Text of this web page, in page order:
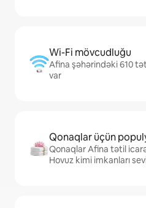
Wi-Fi mövcudluğu
Afina şəhərindəki 610
var
Qonaqlar üçün
Qonaqlar Afina tətil
Hovuz kimi imkanları